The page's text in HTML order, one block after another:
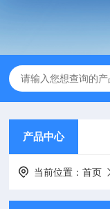
产品中心
当前位置：首页